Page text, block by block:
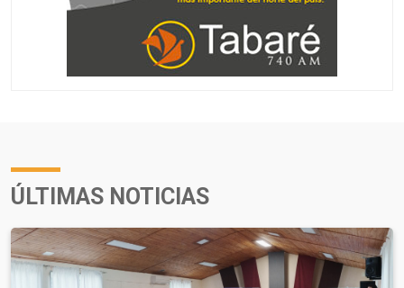
ÚLTIMAS NOTICIAS